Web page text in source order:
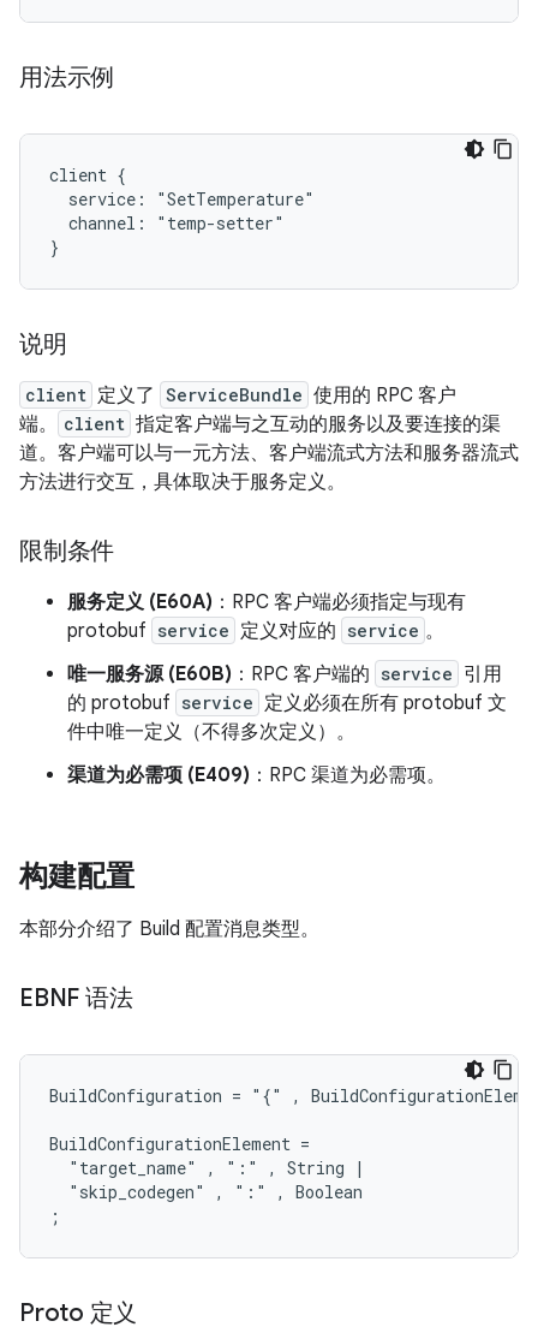
用法示例
client {
  service: "SetTemperature"
  channel: "temp-setter"
说明
client 定义了 ServiceBundle 使用的 RPC 客户
端。
client 指定客户端与之互动的服务以及要连接的渠
道。客户端可以与一元方法、客户端流式方法和服务器流式
方法进行交互，具体取决于服务定义。
限制条件
服务定义 (E60A) ：RPC 客户端必须指定与现有
protobuf service 定义对应的 service 。
唯一服务源 (E60B) ：RPC 客户端的 service 引用
的 protobuf service 定义必须在所有 protobuf 文
件中唯一定义（不得多次定义）。
渠道为必需项 (E409) ：RPC 渠道为必需项。
构建配置
本部分介绍了 Build 配置消息类型。
EBNF 语法
BuildConfiguration = "{" ,
BuildConfigurationElement =
  "target_name" , ":" , String |
  "skip_codegen" , ":" , Boolean
Proto 定义